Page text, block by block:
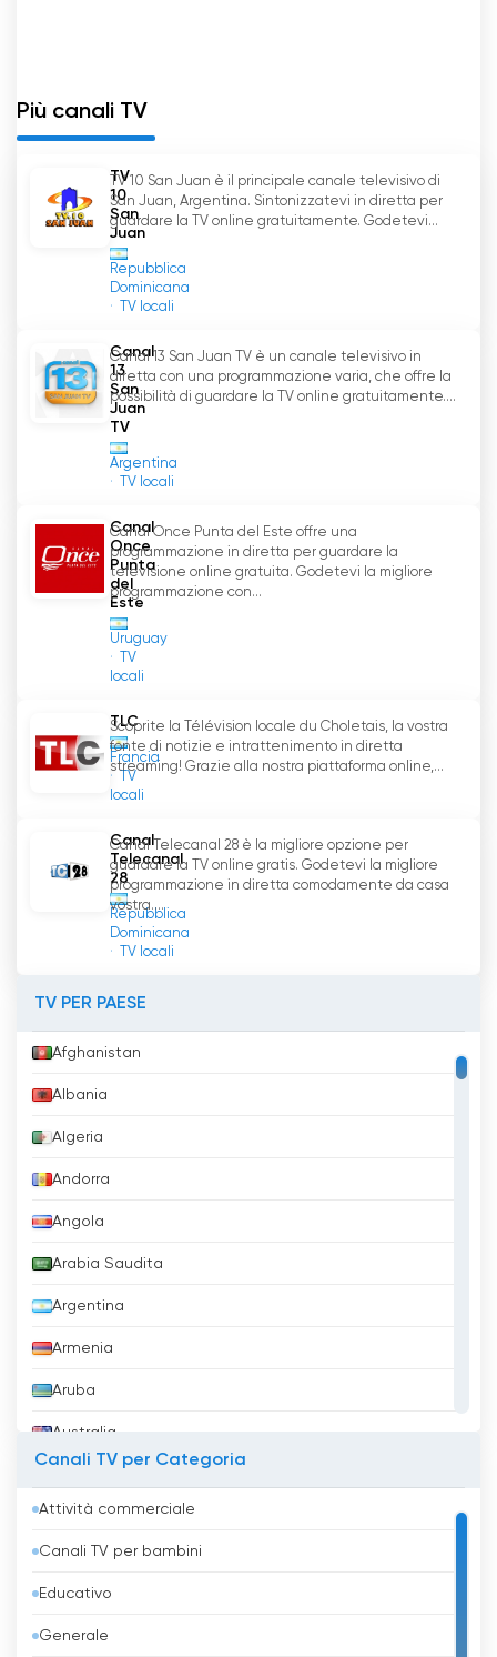
Più canali TV
TV
10
San
Juan
Repubblica
Dominicana
TV locali
TV 10 San Juan è il principale canale televisivo di
San Juan, Argentina. Sintonizzatevi in diretta per
guardare la TV online gratuitamente. Godetevi...
Canal
13
San
Juan
TV
Argentina
TV locali
Canal 13 San Juan TV è un canale televisivo in
diretta con una programmazione varia, che offre la
possibilità di guardare la TV online gratuitamente....
Canal
Once
Punta
del
Este
Uruguay
TV
locali
Canal Once Punta del Este offre una
programmazione in diretta per guardare la
televisione online gratuita. Godetevi la migliore
programmazione con...
TLC
Francia
TV
locali
Scoprite la Télévision locale du Choletais, la vostra
fonte di notizie e intrattenimento in diretta
streaming! Grazie alla nostra piattaforma online,...
Canal
Telecanal
28
Repubblica
Dominicana
TV locali
Canal Telecanal 28 è la migliore opzione per
guardare la TV online gratis. Godetevi la migliore
programmazione in diretta comodamente da casa
vostra....
TV PER PAESE
Afghanistan
Albania
Algeria
Andorra
Angola
Arabia Saudita
Argentina
Armenia
Aruba
Australia
Azerbaigian
Bahrein
Bangladesh
Barbados
Canali TV per Categoria
Attività commerciale
Canali TV per bambini
Educativo
Generale